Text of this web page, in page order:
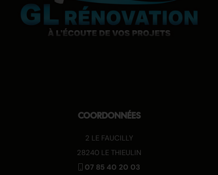
COORDONNÉES
2 LE FAUCILLY
28240 LE THIEULIN
07 85 40 20 03